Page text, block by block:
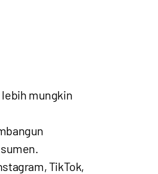
mungkin
TikTok,